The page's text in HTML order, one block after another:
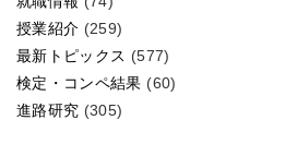
授業紹介 (259)
最新トピックス (577)
検定・コンペ結果 (60)
進路研究 (305)